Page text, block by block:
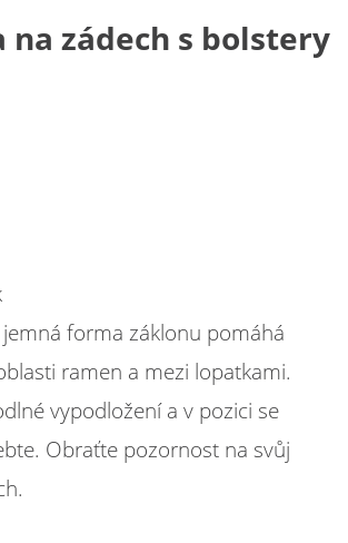
na zádech s bolstery
forma záklonu pomáhá
ramen a mezi lopatkami.
vypodložení a v pozici se
Obraťte pozornost na svůj